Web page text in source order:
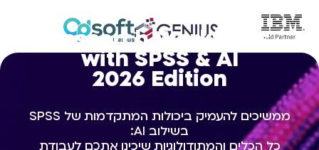
Research Workflows
with SPSS & AI
2026 Edition
ממשיכים להעמיק ביכולות המתקדמות של SPSS
בשילוב AI:
כל הכלים והמתודולוגיות שיכינו אתכם לעבודת